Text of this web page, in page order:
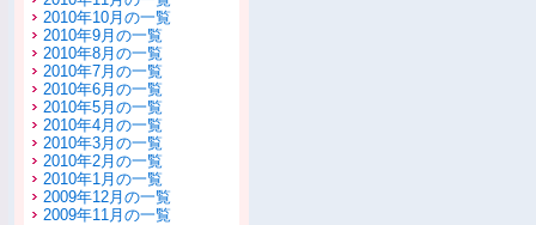
2010年10月の一覧
2010年9月の一覧
2010年8月の一覧
2010年7月の一覧
2010年6月の一覧
2010年5月の一覧
2010年4月の一覧
2010年3月の一覧
2010年2月の一覧
2010年1月の一覧
2009年12月の一覧
2009年11月の一覧